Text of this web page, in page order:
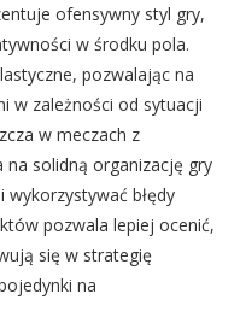
ofensywny styl gry,
w środku pola.
pozwalając na
w zależności od sytuacji
w meczach z
solidną organizację gry
błędy
pozwala lepiej ocenić,
się w strategię
na